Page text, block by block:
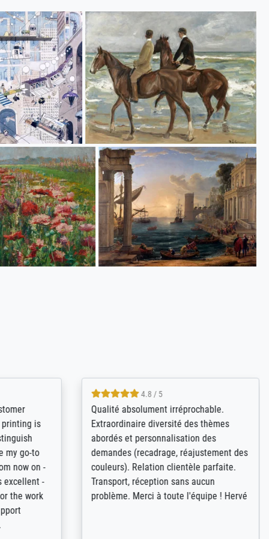
is
go-to
now on -
-
work
4.8 / 5
Qualité absolument irréprochable.
Extraordinaire diversité des thèmes
abordés et personnalisation des
demandes (recadrage, réajustement des
couleurs). Relation clientèle parfaite.
Transport, réception sans aucun
problème. Merci à toute l'équipe ! Hervé